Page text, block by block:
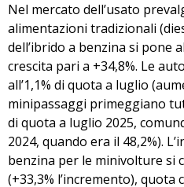
Nel mercato dell’usato
alimentazioni tradizionali
dell’ibrido a benzina si pone
crescita pari a +34,8%. Le
all’1,1% di quota a luglio
minipassaggi primeggiano
di quota a luglio 2025,
2024, quando era il 48,2%).
benzina per le minivolture si
(+33,3% l’incremento),